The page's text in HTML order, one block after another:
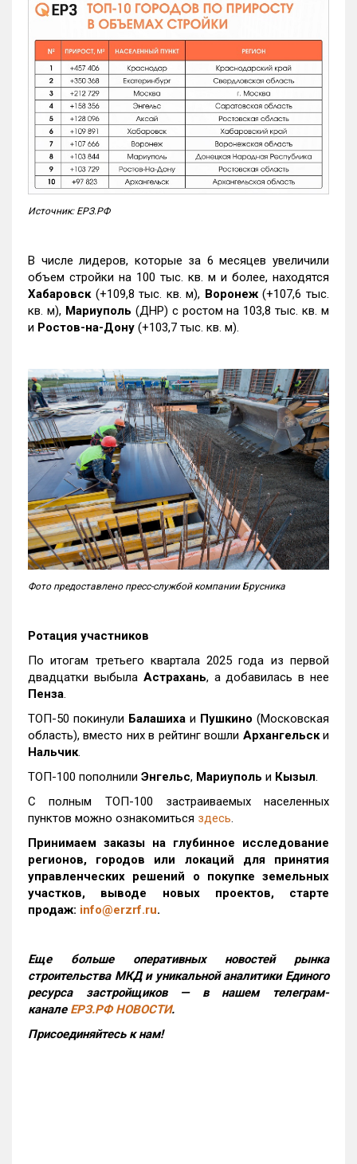
Источник: ЕРЗ.РФ
В числе лидеров, которые за 6 месяцев увеличили
объем стройки на 100 тыс. кв. м и более, находятся
Хабаровск (+109,8 тыс. кв. м), Воронеж(+107,6 тыс.
кв. м), Мариуполь (ДНР) с ростом на 103,8 тыс. кв. м
и Ростов-на-Дону (+103,7 тыс. кв. м).
Фото предоставлено пресс-службой компании Брусника
Ротация участников
По итогам третьего квартала 2025 года из первой
двадцатки выбыла Астрахань, а добавилась в нее
Пенза.
ТОП-50 покинули Балашиха и Пушкино (Московская
область), вместо них в рейтинг вошли Архангельски
Нальчик.
ТОП-100 пополнили Энгельс, Мариуполь и Кызыл.
С полным ТОП-100 застраиваемых населенных
пунктов можно ознакомиться здесь.
Принимаем заказы на глубинное исследование
регионов, городов или локаций для принятия
управленческих решений о покупке земельных
участков, выводе новых проектов, старте
продаж: info@erzrf.ru.
Еще больше оперативных новостей рынка
строительства МКД и уникальной аналитики Единого
ресурса застройщиков — в нашем телеграм-
канале ЕРЗ.РФ НОВОСТИ.
Присоединяйтесь к нам!